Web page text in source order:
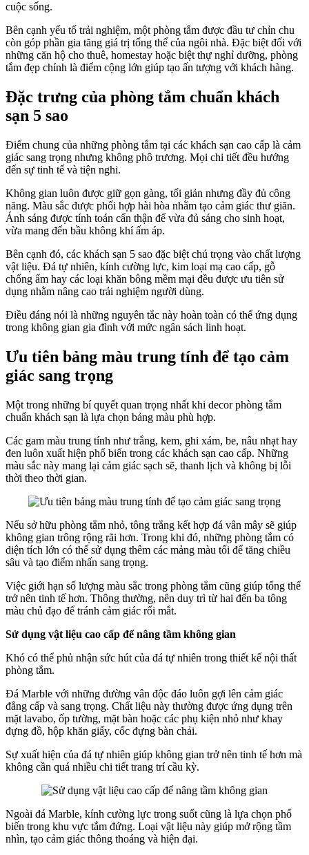
cuộc sống.
Bên cạnh yếu tố trải nghiệm, một phòng tắm được đầu tư chỉn chu
còn góp phần gia tăng giá trị tổng thể của ngôi nhà. Đặc biệt đối với
những căn hộ cho thuê, homestay hoặc biệt thự nghỉ dưỡng, phòng
tắm đẹp chính là điểm cộng lớn giúp tạo ấn tượng với khách hàng.
Đặc trưng của phòng tắm chuẩn khách
sạn 5 sao
Điểm chung của những phòng tắm tại các khách sạn cao cấp là cảm
giác sang trọng nhưng không phô trương. Mọi chi tiết đều hướng
đến sự tinh tế và tiện nghi.
Không gian luôn được giữ gọn gàng, tối giản nhưng đầy đủ công
năng. Màu sắc được phối hợp hài hòa nhằm tạo cảm giác thư giãn.
Ánh sáng được tính toán cẩn thận để vừa đủ sáng cho sinh hoạt,
vừa mang đến bầu không khí ấm áp.
Bên cạnh đó, các khách sạn 5 sao đặc biệt chú trọng vào chất lượng
vật liệu. Đá tự nhiên, kính cường lực, kim loại mạ cao cấp, gỗ
chống ẩm hay các loại khăn bông mềm mại đều được ưu tiên sử
dụng nhằm nâng cao trải nghiệm người dùng.
Điều đáng nói là những nguyên tắc này hoàn toàn có thể ứng dụng
trong không gian gia đình với mức ngân sách linh hoạt.
Ưu tiên bảng màu trung tính để tạo cảm
giác sang trọng
Một trong những bí quyết quan trọng nhất khi decor phòng tắm
chuẩn khách sạn là lựa chọn bảng màu phù hợp.
Các gam màu trung tính như trắng, kem, ghi xám, be, nâu nhạt hay
đen luôn xuất hiện phổ biến trong các khách sạn cao cấp. Những
màu sắc này mang lại cảm giác sạch sẽ, thanh lịch và không bị lỗi
thời theo thời gian.
Nếu sở hữu phòng tắm nhỏ, tông trắng kết hợp đá vân mây sẽ giúp
không gian trông rộng rãi hơn. Trong khi đó, những phòng tắm có
diện tích lớn có thể sử dụng thêm các mảng màu tối để tăng chiều
sâu và tạo điểm nhấn sang trọng.
Việc giới hạn số lượng màu sắc trong phòng tắm cũng giúp tổng thể
trở nên tinh tế hơn. Thông thường, nên duy trì từ hai đến ba tông
màu chủ đạo để tránh cảm giác rối mắt.
Sử dụng vật liệu cao cấp để nâng tầm không gian
Khó có thể phủ nhận sức hút của đá tự nhiên trong thiết kế nội thất
phòng tắm.
Đá Marble với những đường vân độc đáo luôn gợi lên cảm giác
đẳng cấp và sang trọng. Chất liệu này thường được ứng dụng trên
mặt lavabo, ốp tường, mặt bàn hoặc các phụ kiện nhỏ như khay
đựng đồ, hộp khăn giấy, cốc đựng bàn chải.
Sự xuất hiện của đá tự nhiên giúp không gian trở nên tinh tế hơn mà
không cần quá nhiều chi tiết trang trí cầu kỳ.
Ngoài đá Marble, kính cường lực trong suốt cũng là lựa chọn phổ
biến trong khu vực tắm đứng. Loại vật liệu này giúp mở rộng tầm
nhìn, tạo cảm giác thông thoáng và hiện đại.